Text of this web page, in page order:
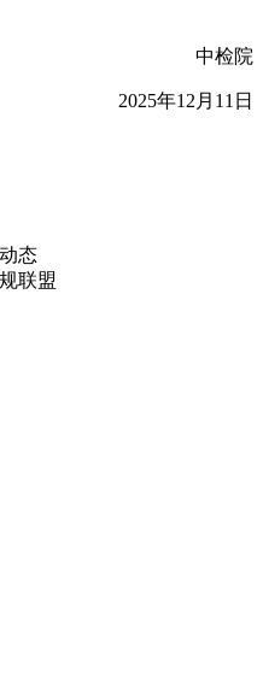
中检院
2025年12月11日
态
联盟